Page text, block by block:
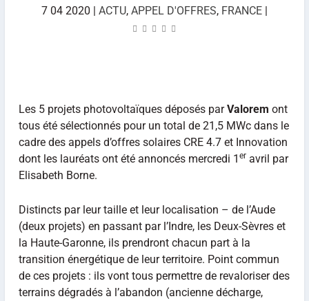
7 04 2020 | ACTU, APPEL D'OFFRES, FRANCE|
Les 5 projets photovoltaïques déposés parValorem ont
tous été sélectionnés pour un total de 21,5 MWc dans le
cadre des appels d’offres solaires CRE 4.7 et Innovation
dont les lauréats ont été annoncés mercredi 1 eravril par
Elisabeth Borne.
Distincts par leur taille et leur localisation – de l’Aude
(deux projets) en passant par l’Indre, les Deux-Sèvres et
la Haute-Garonne, ils prendront chacun part à la
transition énergétique de leur territoire. Point commun
de ces projets : ils vont tous permettre de revaloriser des
terrains dégradés à l’abandon (ancienne décharge,